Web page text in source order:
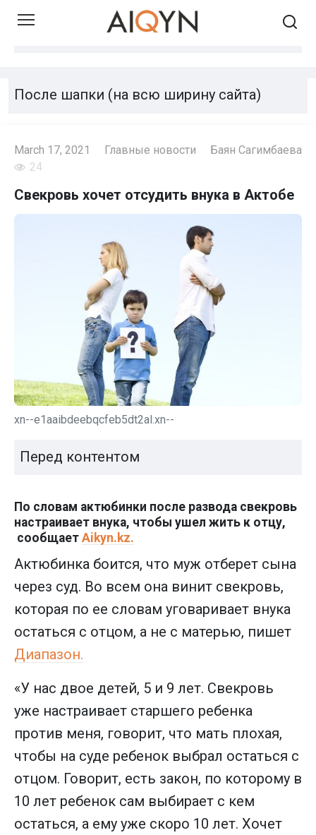
Skip
После шапки (на всю ширину сайта)
March 17, 2021 Главные новости
Баян Сагимбаева
24
Свекровь хочет отсудить внука в Актобе
xn--e1aaibdeebqcfeb5dt2al.xn--
Перед контентом
По словам актюбинки после развода свекровь
настраивает внука, чтобы ушел жить к отцу,
сообщает Aikyn.kz.
Актюбинка боится, что муж отберет сына
через суд. Во всем она винит свекровь,
которая по ее словам уговаривает внука
остаться с отцом, а не с матерью, пишет
Диапазон.
«У нас двое детей, 5 и 9 лет. Свекровь
уже настраивает старшего ребенка
против меня, говорит, что мать плохая,
чтобы на суде ребенок выбрал остаться с
отцом. Говорит, есть закон, по которому в
10 лет ребенок сам выбирает с кем
остаться, а ему уже скоро 10 лет. Хочет